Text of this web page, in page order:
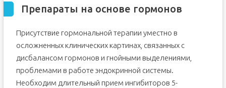
Препараты на основе гормонов
Присутствие гормональной терапии уместно в
осложненных клинических картинах, связанных с
дисбалансом гормонов и гнойными выделениями,
проблемами в работе эндокринной системы.
Необходим длительный прием ингибиторов 5-